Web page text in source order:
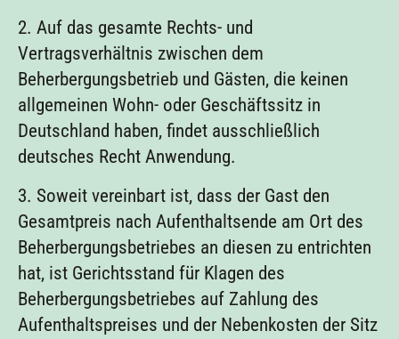
2. Auf das gesamte Rechts- und
Vertragsverhältnis zwischen dem
Beherbergungsbetrieb und Gästen, die keinen
allgemeinen Wohn- oder Geschäftssitz in
Deutschland haben, findet ausschließlich
deutsches Recht Anwendung.
3. Soweit vereinbart ist, dass der Gast den
Gesamtpreis nach Aufenthaltsende am Ort des
Beherbergungsbetriebes an diesen zu entrichten
hat, ist Gerichtsstand für Klagen des
Beherbergungsbetriebes auf Zahlung des
Aufenthaltspreises und der Nebenkosten der Sitz